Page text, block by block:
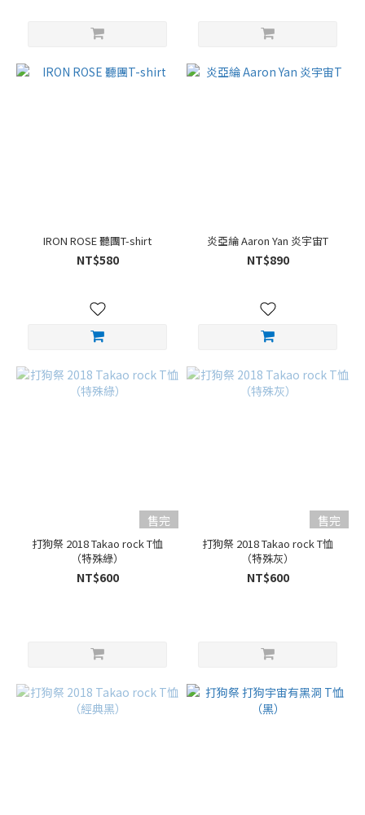
IRON ROSE 聽團T-shirt
NT$580
炎亞綸 Aaron Yan 炎宇宙T
NT$890
售完
打狗祭 2018 Takao rock T恤
（特殊綠）
NT$600
售完
打狗祭 2018 Takao rock T恤
（特殊灰）
NT$600